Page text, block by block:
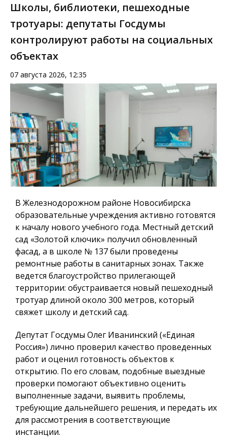
Школы, библиотеки, пешеходные
тротуары: депутаты Госдумы
контролируют работы на социальных
объектах
07 августа 2026, 12:35
В Железнодорожном районе Новосибирска
образовательные учреждения активно готовятся
к началу нового учебного года. Местный детский
сад «Золотой ключик» получил обновленный
фасад, а в школе № 137 были проведены
ремонтные работы в санитарных зонах. Также
ведется благоустройство прилегающей
территории: обустраивается новый пешеходный
тротуар длиной около 300 метров, который
свяжет школу и детский сад.
Депутат Госдумы Олег Иванинский («Единая
Россия») лично проверил качество проведенных
работ и оценил готовность объектов к
открытию. По его словам, подобные выездные
проверки помогают объективно оценить
выполненные задачи, выявить проблемы,
требующие дальнейшего решения, и передать их
для рассмотрения в соответствующие
инстанции.